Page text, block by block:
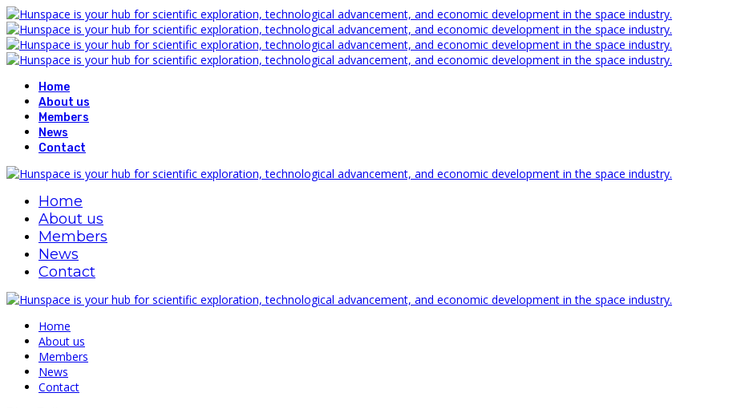
Home
About us
Members
News
Contact
Home
About us
Members
News
Contact
Home
About us
Members
News
Contact